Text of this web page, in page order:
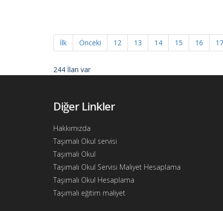
İlk Önceki 12 13 14 15 16 17
244 İlan var
Diğer Linkler
Hakkımızda
Taşımalı Okul servisi
Taşımalı Okul
Taşımalı Okul Servisi Maliyet Hesaplama
Taşımalı Okul Hesaplama
Taşımalı eğitim maliyet